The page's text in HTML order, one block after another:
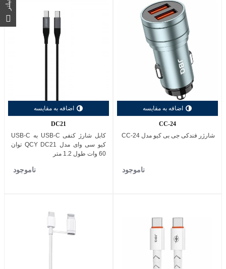
اضافه به مقایسه
CC-24
شارژر فندکی جی بی کیو مدل CC-24
ناموجود
اضافه به مقایسه
DC21
کابل شارژ کنفی USB-C به USB-C
کیو سی وای مدل QCY DC21 توان
60 وات طول 1.2 متر
ناموجود
فیلتر